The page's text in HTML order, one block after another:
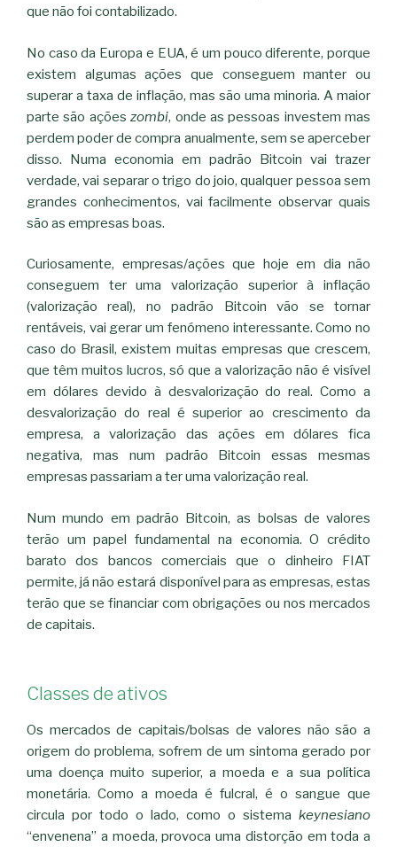
que não foi contabilizado.
No caso da Europa e EUA, é um pouco diferente, porque
existem algumas ações que conseguem manter ou
superar a taxa de inflação, mas são uma minoria. A maior
parte são açõeszombi, onde as pessoas investem mas
perdem poder de compra anualmente, sem se aperceber
disso. Numa economia em padrão Bitcoin vai trazer
verdade, vai separar o trigo do joio, qualquer pessoa sem
grandes conhecimentos, vai facilmente observar quais
são as empresas boas.
Curiosamente, empresas/ações que hoje em dia não
conseguem ter uma valorização superior à inflação
(valorização real), no padrão Bitcoin vão se tornar
rentáveis, vai gerar um fenómeno interessante. Como no
caso do Brasil, existem muitas empresas que crescem,
que têm muitos lucros, só que a valorização não é visível
em dólares devido à desvalorização do real. Como a
desvalorização do real é superior ao crescimento da
empresa, a valorização das ações em dólares fica
negativa, mas num padrão Bitcoin essas mesmas
empresas passariam a ter uma valorização real.
Num mundo em padrão Bitcoin, as bolsas de valores
terão um papel fundamental na economia. O crédito
barato dos bancos comerciais que o dinheiro FIAT
permite, já não estará disponível para as empresas, estas
terão que se financiar com obrigações ou nos mercados
de capitais.
Classes de ativos
Os mercados de capitais/bolsas de valores não são a
origem do problema, sofrem de um sintoma gerado por
uma doença muito superior, a moeda e a sua política
monetária. Como a moeda é fulcral, é o sangue que
circula por todo o lado, como o sistema keynesiano
“envenena” a moeda, provoca uma distorção em toda a